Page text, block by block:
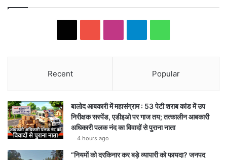
T
u
b
e
t
a
g
r
e
g
r
a
a
t
s
A
p
Recent Popular
बालोद आबकारी में महासंग्राम : 53 पेटी शराब कांड में उप
निरीक्षक सस्पेंड, एडीइओ पर गाज तय; तत्कालीन आबकारी
अधिकारी पलक नंद का विवादों से पुराना नाता
4 hours ago
“नियमों को दरकिनार कर बड़े व्यापारी को फायदा? जनपद